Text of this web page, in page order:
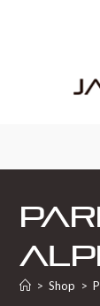
> Shop >